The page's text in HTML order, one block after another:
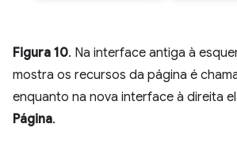
Figura 10. Na interface antiga à
mostra os recursos da página é
enquanto na nova interface à direita
Página.